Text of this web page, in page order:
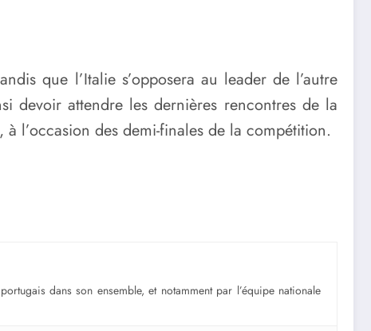
que l’Italie s’opposera au leader de l’autre
devoir attendre les dernières rencontres de la
l’occasion des demi-finales de la compétition.
dans son ensemble, et notamment par l’équipe nationale